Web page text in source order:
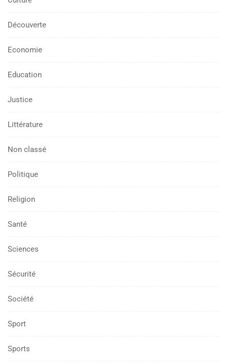
Découverte
Economie
Education
Justice
Littérature
Non classé
Politique
Religion
Santé
Sciences
Sécurité
Société
Sport
Sports